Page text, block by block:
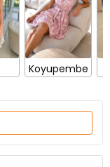
Koyupembe